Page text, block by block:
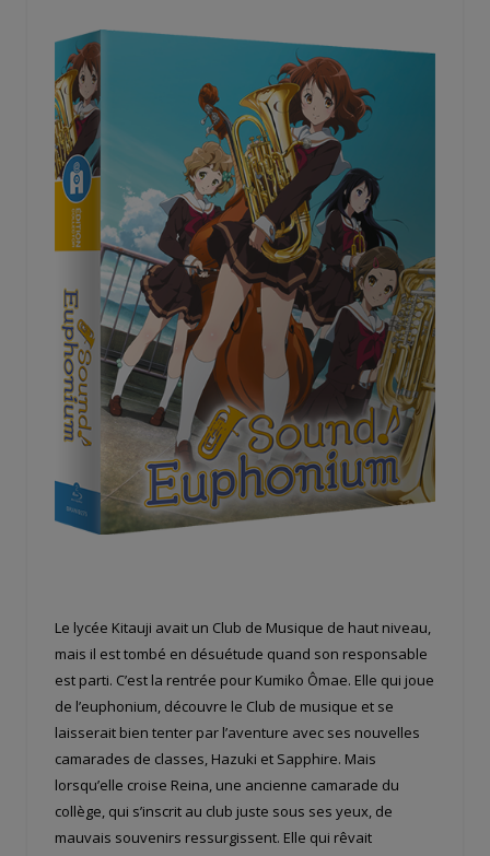
Le lycée Kitauji avait un Club de Musique de haut niveau,
mais il est tombé en désuétude quand son responsable
est parti. C’est la rentrée pour Kumiko Ômae. Elle qui joue
de l’euphonium, découvre le Club de musique et se
laisserait bien tenter par l’aventure avec ses nouvelles
camarades de classes, Hazuki et Sapphire. Mais
lorsqu’elle croise Reina, une ancienne camarade du
collège, qui s’inscrit au club juste sous ses yeux, de
mauvais souvenirs ressurgissent. Elle qui rêvait